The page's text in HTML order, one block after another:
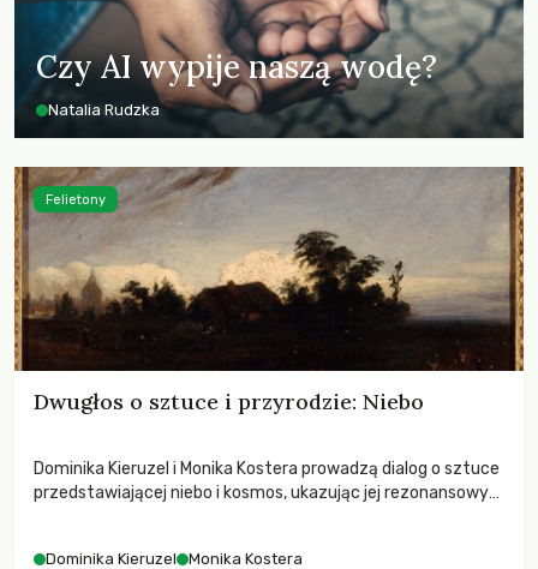
Czy AI wypije naszą wodę?
Natalia Rudzka
Dwugłos o sztuce i przyrodzie: Niebo
Dominika Kieruzel i Monika Kostera prowadzą dialog o sztuce
przedstawiającej niebo i kosmos, ukazując jej rezonansowy
Dominika Kieruzel Monika Kostera
Felietony